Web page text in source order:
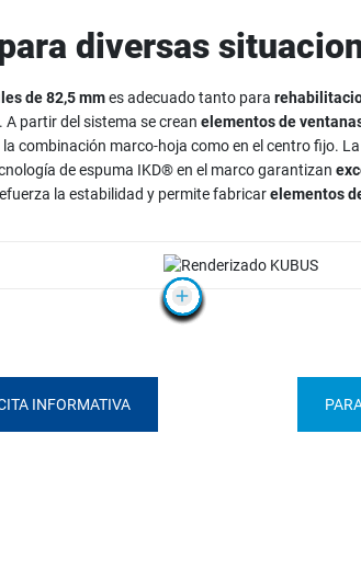
diversas
de 82,5 mmes adecuado tanto para
. A partir del sistema se crean elementos de
combinación marco-hoja como en el centro fijo.
de espuma IKD® en el marco garantizan
la estabilidad y permite fabricarelementos
INFORMATIVA